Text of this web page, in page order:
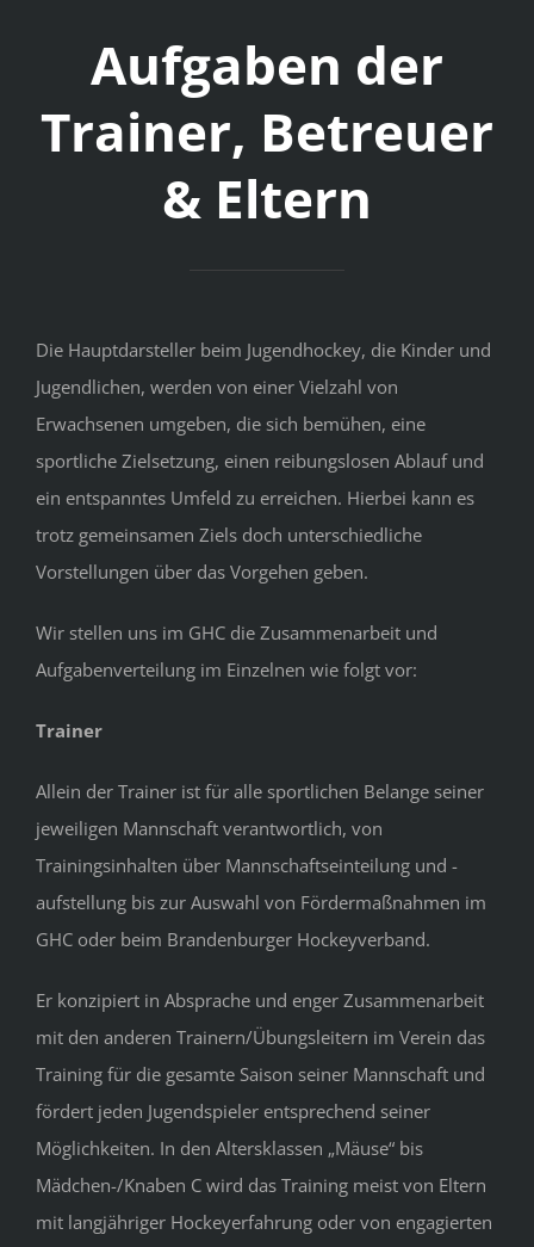
Aufgaben der
Trainer, Betreuer
& Eltern
Die Hauptdarsteller beim Jugendhockey, die Kinder und
Jugendlichen, ­werden von einer Vielzahl von
Erwachsenen umgeben, die sich bemühen, eine
sportliche Zielsetzung, einen reibungslosen Ablauf und
ein entspanntes Umfeld zu erreichen. Hierbei kann es
trotz gemeinsamen Ziels doch unterschiedliche
Vorstellungen über das Vorgehen geben.
Wir stellen uns im GHC die Zusammenarbeit und
Aufgabenverteilung im Einzelnen wie folgt vor:
Trainer
Allein der Trainer ist für alle sportlichen Belange seiner
jeweiligen Mannschaft verantwortlich, ­von
Trainingsinhalten über Mannschaftseinteilung und -
aufstellung bis zur Auswahl von Fördermaßnahmen im
GHC oder beim Brandenburger Hockeyverband.
Er konzipiert ­in Absprache und enger Zusammenarbeit
mit den anderen Trainern/Übungsleitern im Verein das
Training für die gesamte Saison seiner Mannschaft und
fördert jeden Jugendspieler entsprechend seiner
Möglichkeiten. In den Altersklassen „Mäuse“ bis
Mädchen-/Knaben C wird das Training meist von Eltern
mit langjähriger Hockeyerfahrung oder von engagierten